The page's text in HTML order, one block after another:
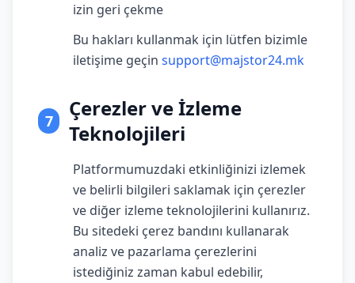
izin geri çekme
Bu hakları kullanmak için lütfen bizimle
iletişime geçin support@majstor24.mk
7
Çerezler ve İzleme
Teknolojileri
Platformumuzdaki etkinliğinizi izlemek
ve belirli bilgileri saklamak için çerezler
ve diğer izleme teknolojilerini kullanırız.
Bu sitedeki çerez bandını kullanarak
analiz ve pazarlama çerezlerini
istediğiniz zaman kabul edebilir,